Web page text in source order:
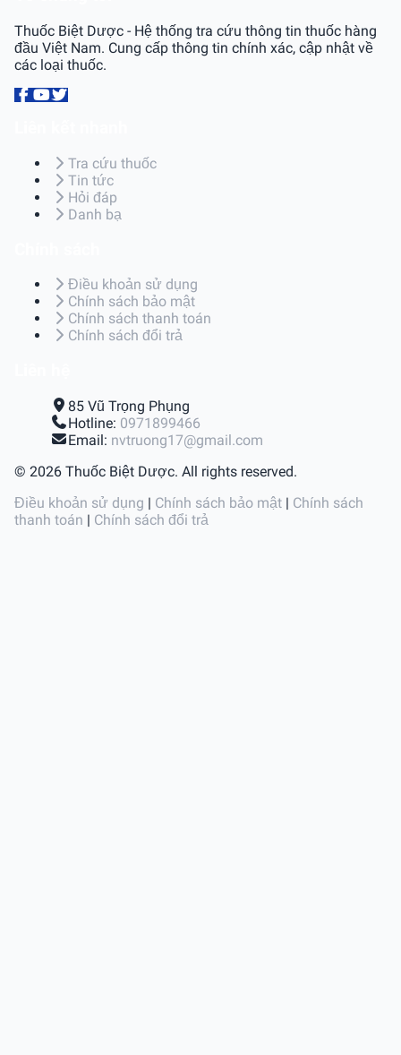
Thuốc Biệt Dược - Hệ thống tra cứu thông tin thuốc hàng
đầu Việt Nam. Cung cấp thông tin chính xác, cập nhật về
các loại thuốc.
Tra cứu thuốc
Tin tức
Hỏi đáp
Danh bạ
Điều khoản sử dụng
Chính sách bảo mật
Chính sách thanh toán
Chính sách đổi trả
85 Vũ Trọng Phụng
Hotline: 0971899466
Email: nvtruong17@gmail.com
© 2026 Thuốc Biệt Dược. All rights reserved.
Điều khoản sử dụng | Chính sách bảo mật | Chính sách
thanh toán | Chính sách đổi trả